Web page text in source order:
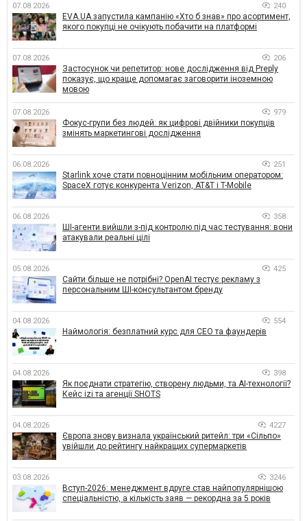
07.08.2026 240
EVA.UA запустила кампанію «Хто б знав» про асортимент,
якого покупці не очікують побачити на платформі
07.08.2026 206
Застосунок чи репетитор: нове дослідження від Preply
показує, що краще допомагає заговорити іноземною
мовою
07.08.2026 979
Фокус-групи без людей: як цифрові двійники покупців
змінять маркетингові дослідження
06.08.2026 251
Starlink хоче стати повноцінним мобільним оператором:
SpaceX готує конкурента Verizon, AT&T і T-Mobile
06.08.2026 358
ШІ-агенти вийшли з-під контролю під час тестування: вони
атакували реальні цілі
05.08.2026 425
Сайти більше не потрібні? OpenAI тестує рекламу з
персональним ШІ-консультантом бренду
04.08.2026 554
Наймологія: безплатний курс для CEO та фаундерів
04.08.2026 398
Як поєднати стратегію, створену людьми, та AI-технології?
Кейс izi та агенції SHOTS
04.08.2026 4227
Європа знову визнала український ритейл: три «Сільпо»
увійшли до рейтингу найкращих супермаркетів
03.08.2026 3246
Вступ-2026: менеджмент вдруге став найпопулярнішою
спеціальністю, а кількість заяв — рекордна за 5 років